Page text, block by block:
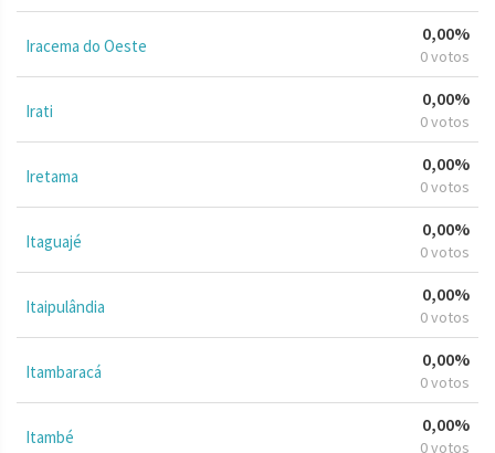
Iracema do Oeste
0,00%
0 votos
Irati
0,00%
0 votos
Iretama
0,00%
0 votos
Itaguajé
0,00%
0 votos
Itaipulândia
0,00%
0 votos
Itambaracá
0,00%
0 votos
Itambé
0,00%
0 votos